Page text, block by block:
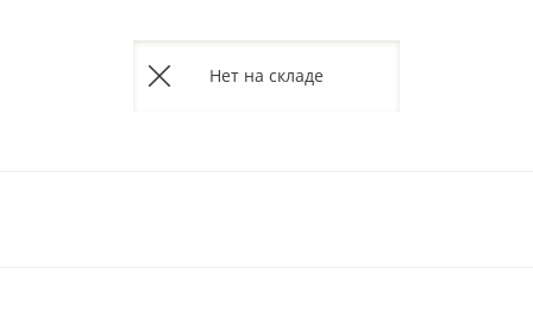
Нет на складе